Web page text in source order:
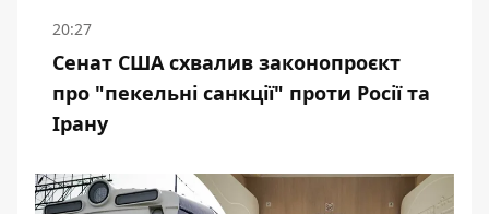
20:27
Сенат США схвалив законопроєкт
про "пекельні санкції" проти Росії та
Ірану